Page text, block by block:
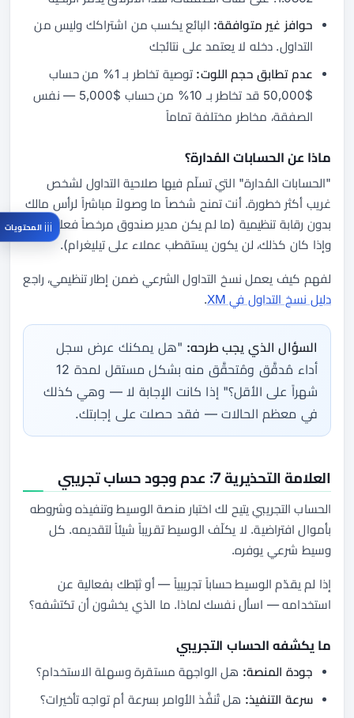
حوافز غير متوافقة: البائع يكسب من اشتراكك وليس من
التداول. دخله لا يعتمد على نتائجك
عدم تطابق حجم اللوت:
توصية تخاطر بـ 1% من حساب
$50,000 قد تخاطر بـ 10% من حساب $5,000 — نفس
الصفقة، مخاطر مختلفة تماماً
ماذا عن الحسابات المُدارة؟
"الحسابات المُدارة" التي تسلّم فيها صلاحية التداول لشخص
غريب أكثر خطورة. أنت تمنح شخصاً ما وصولاً مباشراً لرأس مالك
بدون رقابة تنظيمية (ما لم يكن مدير صندوق مرخصاً فعلاً —
وإذا كان كذلك، لن يكون يستقطب عملاء على تيليغرام).
لفهم كيف يعمل نسخ التداول الشرعي ضمن إطار تنظيمي، راجع
دليل نسخ التداول في XM
.
السؤال الذي يجب طرحه: "هل يمكنك عرض سجل
أداء مُدقَّق ومُتحقَّق منه بشكل مستقل لمدة 12
شهراً على الأقل؟" إذا كانت الإجابة لا — وهي كذلك
في معظم الحالات — فقد حصلت على إجابتك.
العلامة التحذيرية 7: عدم وجود حساب تجريبي
الحساب التجريبي يتيح لك اختبار منصة الوسيط وتنفيذه وشروطه
بأموال افتراضية. لا يكلّف الوسيط تقريباً شيئاً لتقديمه. كل
وسيط شرعي يوفره.
إذا لم يقدّم الوسيط حساباً تجريبياً — أو ثبّطك بفعالية عن
استخدامه — اسأل نفسك لماذا. ما الذي يخشون أن تكتشفه؟
ما يكشفه الحساب التجريبي
جودة المنصة: هل الواجهة مستقرة وسهلة الاستخدام؟
سرعة التنفيذ: هل تُنفَّذ الأوامر بسرعة أم تواجه تأخيرات؟
المحتويات